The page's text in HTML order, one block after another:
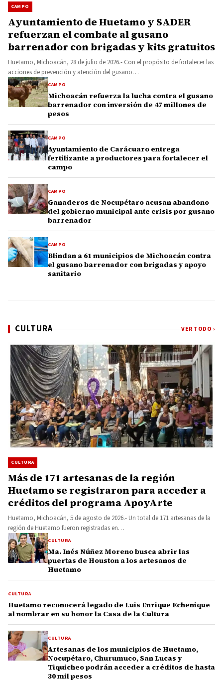
CAMPO
Ayuntamiento de Huetamo y SADER
refuerzan el combate al gusano
barrenador con brigadas y kits gratuitos
Huetamo, Michoacán, 28 de julio de 2026.- Con el propósito de fortalecer las
acciones de prevención y atención del gusano…
CAMPO
Michoacán refuerza la lucha contra el gusano
barrenador con inversión de 47 millones de
pesos
CAMPO
Ayuntamiento de Carácuaro entrega
fertilizante a productores para fortalecer el
campo
CAMPO
Ganaderos de Nocupétaro acusan abandono
del gobierno municipal ante crisis por gusano
barrenador
CAMPO
Blindan a 61 municipios de Michoacán contra
el gusano barrenador con brigadas y apoyo
sanitario
CULTURA VER TODO ›
CULTURA
Más de 171 artesanas de la región
Huetamo se registraron para acceder a
créditos del programa ApoyArte
Huetamo, Michoacán, 5 de agosto de 2026.- Un total de 171 artesanas de la
región de Huetamo fueron registradas en…
CULTURA
Ma. Inés Núñez Moreno busca abrir las
puertas de Houston a los artesanos de
Huetamo
CULTURA
Huetamo reconocerá legado de Luis Enrique Echenique
al nombrar en su honor la Casa de la Cultura
CULTURA
Artesanas de los municipios de Huetamo,
Nocupétaro, Churumuco, San Lucas y
Tiquicheo podrán acceder a créditos de hasta
30 mil pesos